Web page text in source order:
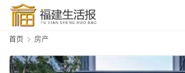
首页 房产